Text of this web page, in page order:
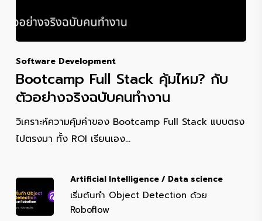
Software Development
Bootcamp Full Stack คุ้มไหม? กับ
ตัวอย่างจริงฉบับคนทำงาน
วิเคราะห์ความคุ้มค่าของ Bootcamp Full Stack แบบตรง
ไปตรงมา ทั้ง ROI เรียนเอง…
Artificial Intelligence / Data science
เริ่มต้นทำ Object Detection ด้วย
Roboflow